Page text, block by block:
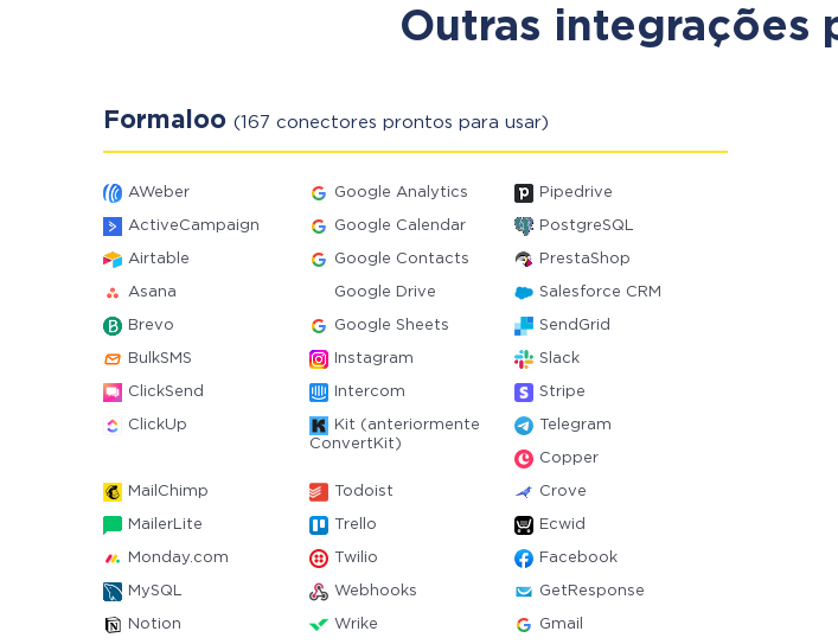
Outras integrações
Formaloo (167 conectores prontos para usar)
AWeber Google Analytics Pipedrive
ActiveCampaign Google Calendar PostgreSQL
Airtable Google Contacts PrestaShop
Asana Google Drive Salesforce CRM
Brevo Google Sheets SendGrid
BulkSMS Instagram Slack
ClickSend Intercom Stripe
ClickUp
Kit (anteriormente
ConvertKit)
Telegram
Copper
MailChimp Todoist Crove
MailerLite Trello Ecwid
Monday.com Twilio Facebook
MySQL Webhooks GetResponse
Notion Wrike Gmail